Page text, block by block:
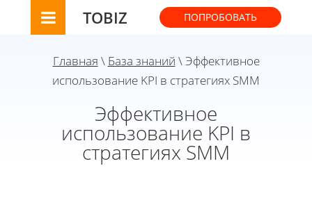
TOBIZ ПОПРОБОВАТЬ
Главная \ База знаний \ Эффективное
использование KPI в стратегиях SMM
Эффективное
использование KPI в
стратегиях SMM